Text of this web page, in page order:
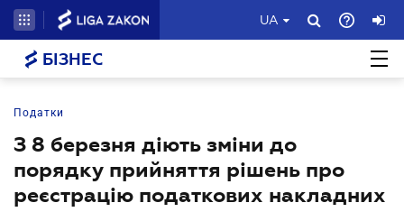
UA
БІЗНЕС
Податки
З 8 березня діють зміни до
порядку прийняття рішень про
реєстрацію податкових накладних